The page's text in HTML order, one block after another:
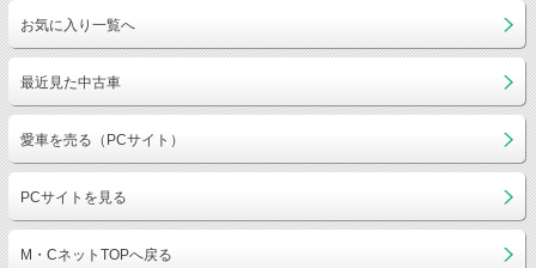
お気に入り一覧へ
最近見た中古車
愛車を売る（PCサイト）
PCサイトを見る
M・CネットTOPへ戻る